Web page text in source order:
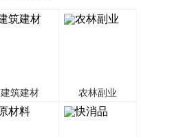
建筑建材 农林副业